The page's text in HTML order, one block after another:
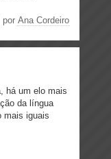
por Ana Cordeiro
há um elo mais
da língua
mais iguais